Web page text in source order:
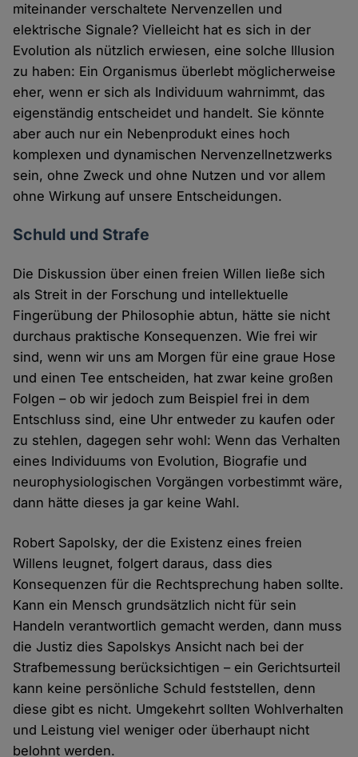
miteinander verschaltete Nervenzellen und
elektrische Signale? Vielleicht hat es sich in der
Evolution als nützlich erwiesen, eine solche Illusion
zu haben: Ein Organismus überlebt möglicherweise
eher, wenn er sich als Individuum wahrnimmt, das
eigenständig entscheidet und handelt. Sie könnte
aber auch nur ein Nebenprodukt eines hoch
komplexen und dynamischen Nervenzellnetzwerks
sein, ohne Zweck und ohne Nutzen und vor allem
ohne Wirkung auf unsere Entscheidungen.
Schuld und Strafe
Die Diskussion über einen freien Willen ließe sich
als Streit in der Forschung und intellektuelle
Fingerübung der Philosophie abtun, hätte sie nicht
durchaus praktische Konsequenzen. Wie frei wir
sind, wenn wir uns am Morgen für eine graue Hose
und einen Tee entscheiden, hat zwar keine großen
Folgen – ob wir jedoch zum Beispiel frei in dem
Entschluss sind, eine Uhr entweder zu kaufen oder
zu stehlen, dagegen sehr wohl: Wenn das Verhalten
eines Individuums von Evolution, Biografie und
neurophysiologischen Vorgängen vorbestimmt wäre,
dann hätte dieses ja gar keine Wahl.
Robert Sapolsky, der die Existenz eines freien
Willens leugnet, folgert daraus, dass dies
Konsequenzen für die Rechtsprechung haben sollte.
Kann ein Mensch grundsätzlich nicht für sein
Handeln verantwortlich gemacht werden, dann muss
die Justiz dies Sapolskys Ansicht nach bei der
Strafbemessung berücksichtigen – ein Gerichtsurteil
kann keine persönliche Schuld feststellen, denn
diese gibt es nicht. Umgekehrt sollten Wohlverhalten
und Leistung viel weniger oder überhaupt nicht
belohnt werden.